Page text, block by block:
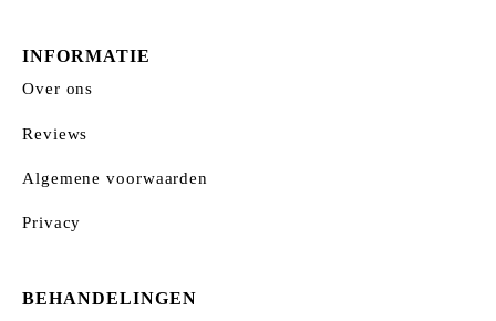
INFORMATIE
Over ons
Reviews
Algemene voorwaarden
Privacy
BEHANDELINGEN